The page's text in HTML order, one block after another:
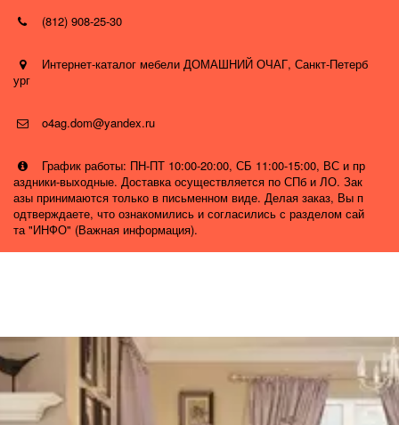
(812) 908-25-30
Интернет-каталог мебели ДОМАШНИЙ ОЧАГ, Санкт-Петерб
ург
o4ag.dom@yandex.ru
График работы: ПН-ПТ 10:00-20:00, СБ 11:00-15:00, ВС и пр
аздники-выходные. Доставка осуществляется по СПб и ЛО. Зак
азы принимаются только в письменном виде. Делая заказ, Вы п
одтверждаете, что ознакомились и согласились с разделом сай
та "ИНФО" (Важная информация).